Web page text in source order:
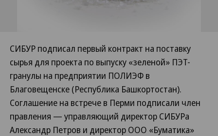
СИБУР подписал первый контракт на поставку
сырья для проекта по выпуску «зеленой» ПЭТ-
гранулы на предприятии ПОЛИЭФ в
Благовещенске (Республика Башкортостан).
Соглашение на встрече в Перми подписали член
правления — управляющий директор СИБУРа
Александр Петров и директор ООО «Буматика»